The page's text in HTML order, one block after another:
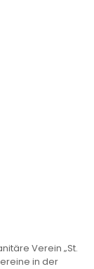
Verein „St.
in der